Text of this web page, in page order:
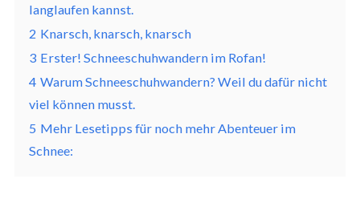
langlaufen kannst.
2 Knarsch, knarsch, knarsch
3 Erster! Schneeschuhwandern im Rofan!
4 Warum Schneeschuhwandern? Weil du dafür nicht
viel können musst.
5 Mehr Lesetipps für noch mehr Abenteuer im
Schnee: